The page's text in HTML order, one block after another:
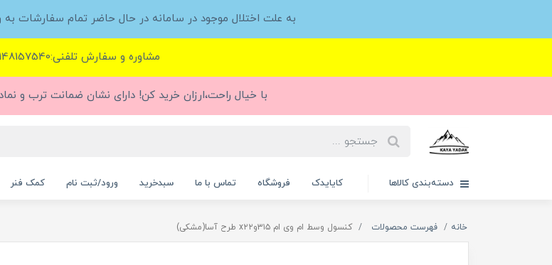
به علت اختلال موجود در سامانه در حال حاضر تمام سفارشات
مشاوره و سفارش تلفنی:09148157540
با خیال راحت،ارزان خرید کن! دارای نشان ضمانت ترب و نماد
دسته‌بندی کالاها کایایدک فروشگاه تماس با ما سبدخرید ورود/ثبت نام کمک فنر
خانه فهرست محصولات کنسول وسط ام وی ام ۳۱۵وx۲۲ طرح آسا(مشکی)